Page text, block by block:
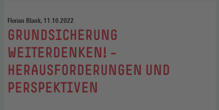
Florian Blank, 11.10.2022
:
GRUNDSICHERUNG
WEITERDENKEN! –
HERAUSFORDERUNGEN UND
PERSPEKTIVEN